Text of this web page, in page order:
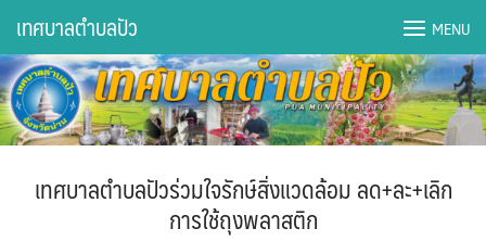
content
DWQA Ask Question
DWQA Questions
กองการศึกษา
เทศบาลตำบลปัว MENU
เทศบาลตำบลปัวร่วมใจรักษ์สิ่งแวดล้อม ลด+ละ+เลิก
การใช้ถุงพลาสติก